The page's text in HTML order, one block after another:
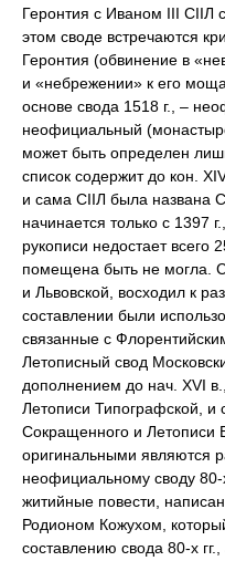
Геронтия с Иваном III СIIЛ
этом своде встречаются
Геронтия (обвинение в
и «небрежении» к его
основе свода 1518 г., –
неофициальный
может быть определен
список содержит до кон.
и сама СIIЛ была названа
начинается только с 1397
рукописи недостает всего
помещена быть не могла.
и Львовской, восходил к
составлении были
связанные с
Летописный свод
дополнением до нач. XVI
Летописи Типографской, и
Сокращенного и Летописи
оригинальными являются
неофициальному своду 80-
житийные повести,
Родионом Кожухом,
составлению свода 80-х